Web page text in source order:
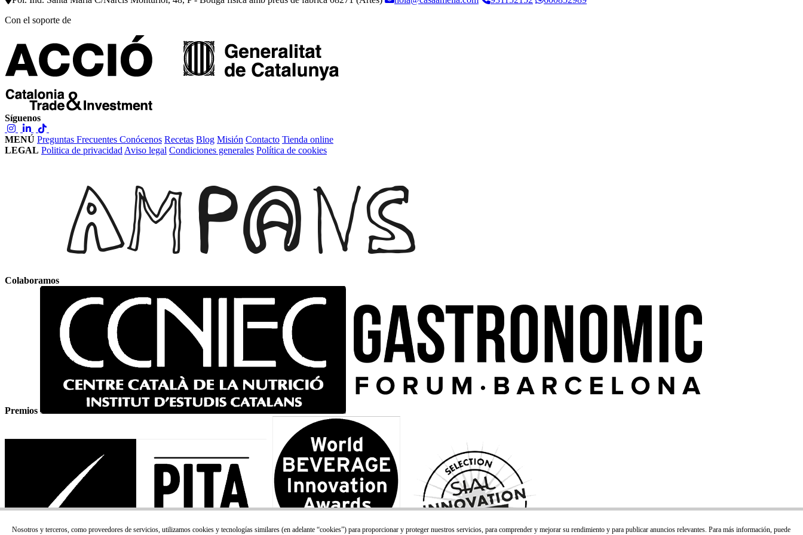
Con el soporte de
Síguenos
MENÚ Preguntas Frecuentes Conócenos Recetas Blog Misión Contacto Tienda online
LEGAL Politica de privacidad Aviso legal Condiciones generales Política de cookies
Colaboramos
Premios
Nosotros y terceros, como proveedores de servicios, utilizamos cookies y tecnologías similares (en adelante “cookies”) para proporcionar y proteger nuestros servicios, para comprender y mejorar su rendimiento y para publicar anuncios relevantes. Para más información, puede